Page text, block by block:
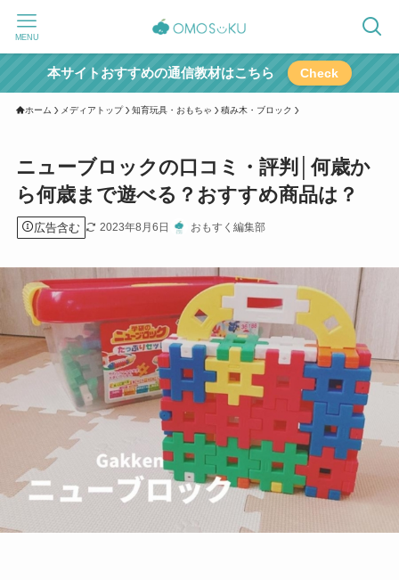
MENU
本サイトおすすめの通信教材はこちら Check
ホーム メディアトップ 知育玩具・おもちゃ 積み木・ブロック
ニューブロックの口コミ・評判│何歳か
ら何歳まで遊べる？おすすめ商品は？
広告含む 2023年8月6日 おもすく編集部